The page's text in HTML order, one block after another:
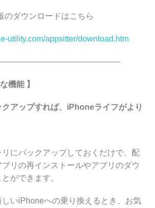
のダウンロードはこちら
utility.com/appsitter/download.htm
機能 】
アップすれば、 iPhoneライフがより
にバックアップしておくだけで、配
リの再インストールやアプリのダウ
ができます。
いiPhoneへの乗り換えるとき、お気